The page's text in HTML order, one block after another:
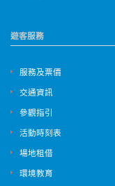
遊客服務
服務及票價
交通資訊
參觀指引
活動時刻表
場地租借
環境教育